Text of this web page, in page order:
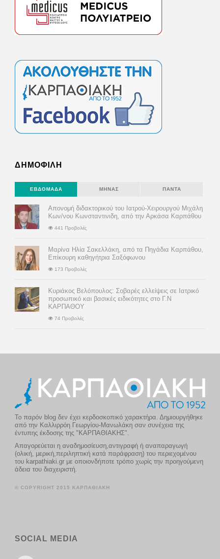
ΔΗΜΟΦΙΛΗ
ΕΒΔΟΜΆΔΑ ΜΉΝΑΣ ΠΆΝΤΑ
Απονομή διδακτορικού του Ιατρού-Χειρουργού Μιχάλη
Κων/νου Κωνσταντινιδη, από την Αρκάσα Καρπάθου
441 Προβολές
Μαρίνα Ηλία Σακελλάκη, από τα Πηγάδια Καρπάθου,
Επίκουρη καθηγήτρια Σαξόφωνου
173 Προβολές
Κυριάκος Βελόπουλος: Σοβαρές ελλείψεις σε Ιατρικό
προσωπικό και βασικές ειδικότητες στο Γ.Ν
ΚΑΡΠΑΘΟΥ
74 Προβολές
Το παρόν blog δεν έχει κερδοσκοπικό χαρακτήρα. Δημιουργήθηκε
από την Καλλιρρόη Γεωργίου-Μανωλάκη σαν συνέχεια της
έντυπης έκδοσης της "ΚΑΡΠΑΘΙΑΚΗΣ".
Απαγορεύεται η αναδημοσίευση,αντιγραφή ή αναπαραγωγή
(ολική, μερική,περιληπτική κατά παράφραση) του περιεχομένου
του karpathiaki.gr με οποιονδήποτε τρόπο χωρίς την προηγούμενη
άδεια του διαχειριστή.
© COPYRIGHT 2015 ΚΑΡΠΑΘΙΑΚΗ
SOCIAL MEDIA